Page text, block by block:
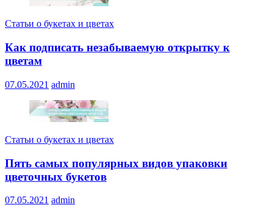
Статьи о букетах и цветах
Как подписать незабываемую открытку к
цветам
07.05.2021 admin
Статьи о букетах и цветах
Пять самых популярных видов упаковки
цветочных букетов
07.05.2021 admin